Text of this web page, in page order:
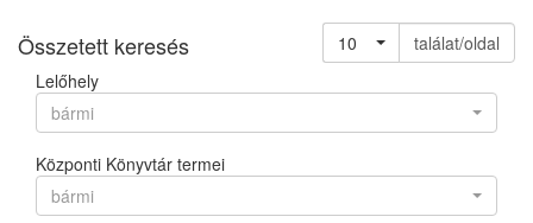
Összetett keresés 10
találat/oldal
Lelőhely
bármi
Központi Könyvtár termei
bármi